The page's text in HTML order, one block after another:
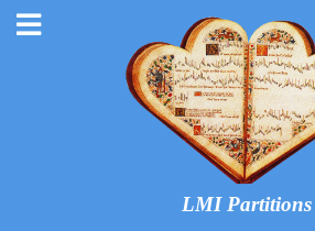
LMI Partitions